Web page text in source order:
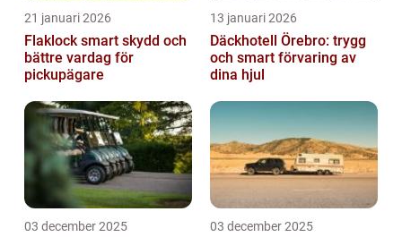
21 januari 2026
Flaklock smart skydd och
bättre vardag för
pickupägare
13 januari 2026
Däckhotell Örebro: trygg
och smart förvaring av
dina hjul
03 december 2025 03 december 2025